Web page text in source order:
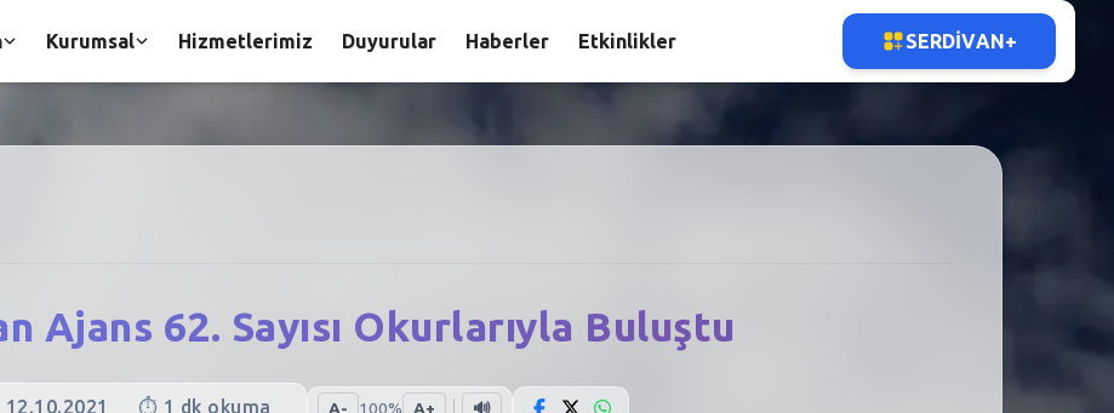
Ajans 62. Sayısı Okurlarıyla Buluştu
12.10.2021 ⏱️ 1 dk okuma A- 100% A+ 🔊
Kurumsal Hizmetlerimiz Duyurular Haberler Etkinlikler SERDIVAN+